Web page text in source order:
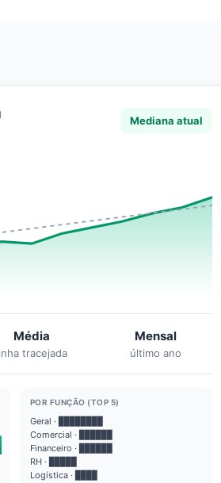
Mediana atual
Média
tracejada
Mensal
último ano
POR FUNÇÃO (TOP 5)
Geral · ████████
Comercial · ██████
Financeiro · ██████
RH · █████
Logística · ████